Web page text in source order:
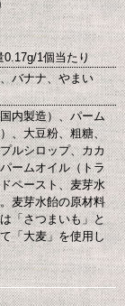
1個当たり
バナナ、やまい
内製造）、パーム
、大豆粉、粗糖、
ルシロップ、カカ
ームオイル（トラ
ペースト、麦芽水
麦芽水飴の原材料
「さつまいも」と
「大麦」を使用し